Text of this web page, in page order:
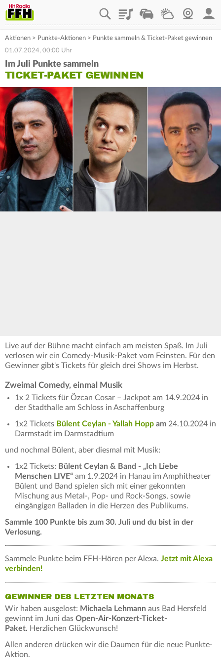
PlaylistStaupilotWetterWebcam
Aktionen > Punkte-Aktionen > Punkte sammeln & Ticket-Paket gewinnen
01.07.2024, 00:00 Uhr
Im Juli Punkte sammeln
TICKET-PAKET GEWINNEN
Live auf der Bühne macht einfach am meisten Spaß. Im Juli
verlosen wir ein Comedy-Musik-Paket vom Feinsten. Für den
Gewinner gibt's Tickets für gleich drei Shows im Herbst.
Zweimal Comedy, einmal Musik
1x 2 Tickets für Özcan Cosar – Jackpot am 14.9.2024 in
der Stadthalle am Schloss in Aschaffenburg
1x2 Tickets Bülent Ceylan - Yallah Hopp am 24.10.2024 in
Darmstadt im Darmstadtium
und nochmal Bülent, aber diesmal mit Musik:
1x2 Tickets: Bülent Ceylan & Band - „Ich Liebe
Menschen LIVE“ am 1.9.2024 in Hanau im Amphitheater
Bülent und Band spielen sich mit einer gekonnten
Mischung aus Metal-, Pop- und Rock-Songs, sowie
eingängigen Balladen in die Herzen des Publikums.
Sammle 100 Punkte bis zum 30. Juli und du bist in der
Verlosung.
Sammele Punkte beim FFH-Hören per Alexa. Jetzt mit Alexa
verbinden!
GEWINNER DES LETZTEN MONATS
Wir haben ausgelost: Michaela Lehmann aus Bad Hersfeld
gewinnt im Juni das Open-Air-Konzert-Ticket-
Paket. Herzlichen Glückwunsch!
Allen anderen drücken wir die Daumen für die neue Punkte-
Aktion.